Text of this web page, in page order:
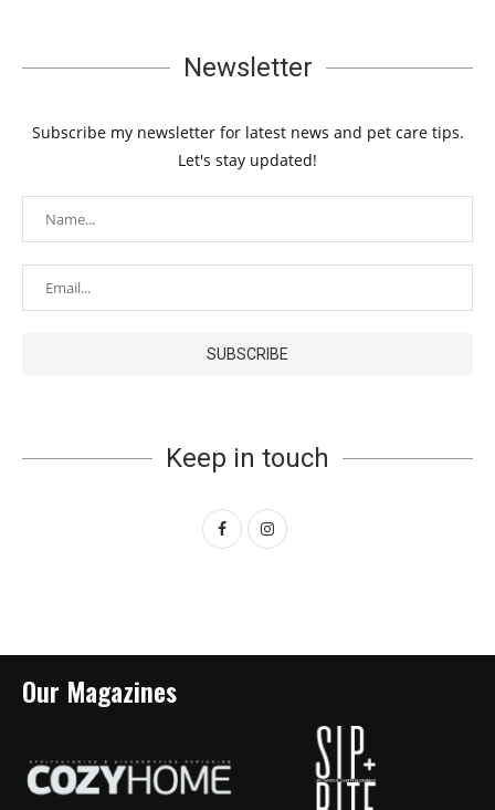
Newsletter
Subscribe my newsletter for latest news and pet care tips.
Let's stay updated!
Keep in touch
Our Magazines